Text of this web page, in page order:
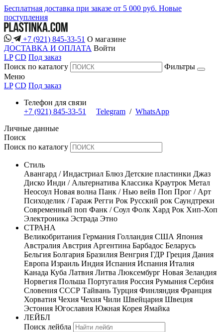
Бесплатная доставка при заказе от 5 000 руб. Новые
поступления
+7 (921) 845-33-51 О магазине
ДОСТАВКА И ОПЛАТА Войти
LP CD Под заказ
Поиск по каталогу
Фильтры
Меню
LP CD Под заказ
Телефон для связи
+7 (921) 845-33-51
Telegram / WhatsApp
Личные данные
Поиск
Поиск по каталогу
Стиль
Авангард / Индастриал Блюз Детские пластинки Джаз
Диско Инди / Альтернатива Классика Краутрок Метал
Неосоул Новая волна Панк / Нью вейв Поп Прог / Арт
Психоделик / Гараж Регги Рок Русский рок Саундтреки
Современный поп Фанк / Соул Фолк Хард Рок Хип-Хоп
Электроника Эстрада Этно
СТРАНА
Великобритания Германия Голландия США Япония
Австралия Австрия Аргентина Барбадос Беларусь
Бельгия Болгария Бразилия Венгрия ГДР Греция Дания
Европа Израиль Индия Испания Испания Италия
Канада Куба Латвия Литва Люксембург Новая Зеландия
Норвегия Польша Португалия Россия Румыния Сербия
Словения СССР Тайвань Турция Финляндия Франция
Хорватия Чехия Чехия Чили Швейцария Швеция
Эстония Югославия Южная Корея Ямайка
ЛЕЙБЛ
Поиск лейбла